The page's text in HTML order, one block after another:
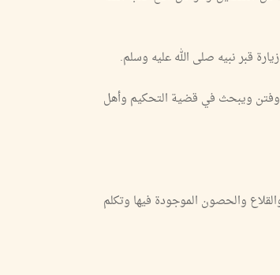
قبر نبيه صلى الله عليه وسلم.
ويبحث في قضية التحكيم وأهل
والحصون الموجودة فيها وتكلم